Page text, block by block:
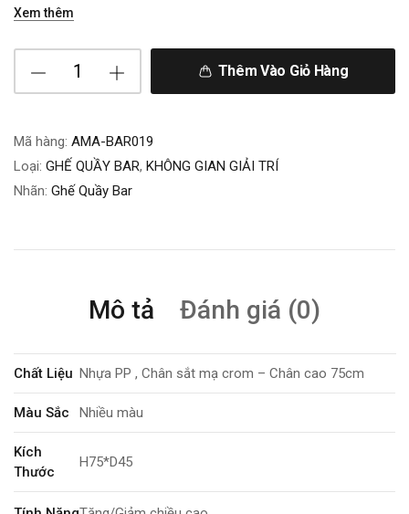
Xem thêm
Thêm Vào Giỏ Hàng
Mã hàng: AMA-BAR019
Loại: GHẾ QUẦY BAR, KHÔNG GIAN GIẢI TRÍ
Nhãn: Ghế Quầy Bar
Mô tả Đánh giá (0)
Chất Liệu Nhựa PP , Chân sắt mạ crom – Chân cao 75cm
Màu Sắc Nhiều màu
Kích
Thước
H75*D45